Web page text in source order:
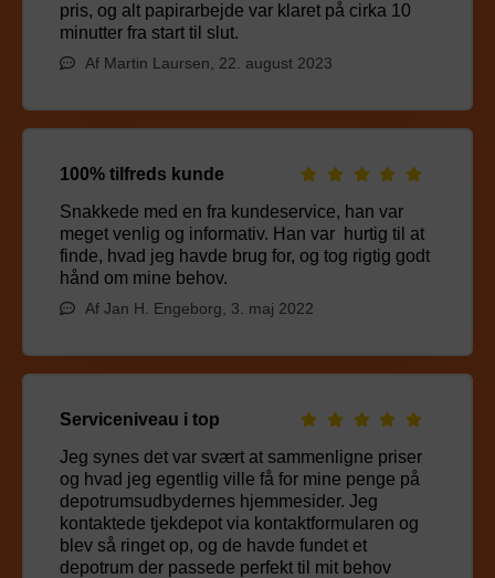
pris, og alt papirarbejde var klaret på cirka 10
minutter fra start til slut.
Af Martin Laursen, 22. august 2023
100% tilfreds kunde
Snakkede med en fra kundeservice, han var
meget venlig og informativ. Han var hurtig til at
finde, hvad jeg havde brug for, og tog rigtig godt
hånd om mine behov.
Af Jan H. Engeborg, 3. maj 2022
Serviceniveau i top
Jeg synes det var svært at sammenligne priser
og hvad jeg egentlig ville få for mine penge på
depotrumsudbydernes hjemmesider. Jeg
kontaktede tjekdepot via kontaktformularen og
blev så ringet op, og de havde fundet et
depotrum der passede perfekt til mit behov